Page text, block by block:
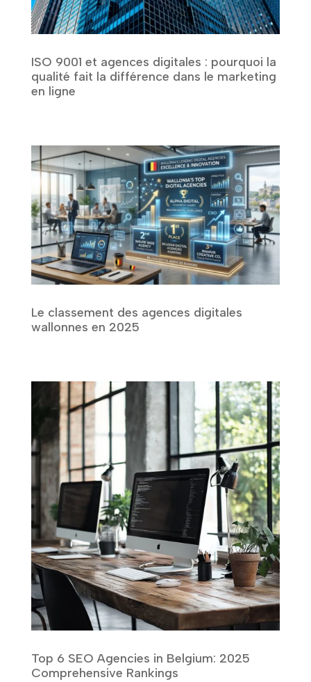
ISO 9001 et agences digitales : pourquoi la
qualité fait la différence dans le marketing
en ligne
Le classement des agences digitales
wallonnes en 2025
Top 6 SEO Agencies in Belgium: 2025
Comprehensive Rankings